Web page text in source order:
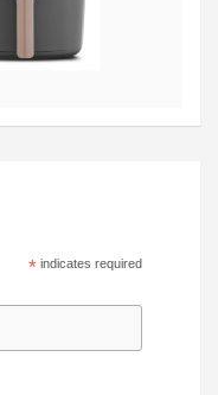
* indicates required